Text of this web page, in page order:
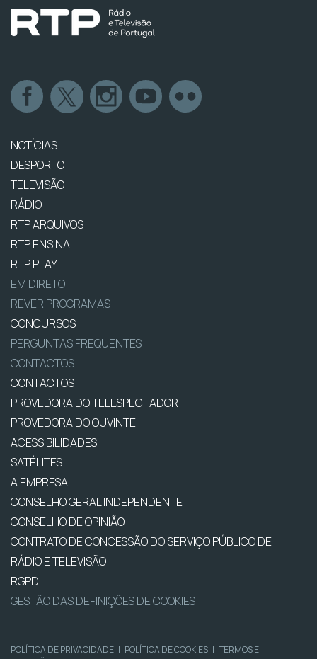
NOTÍCIAS
DESPORTO
TELEVISÃO
RÁDIO
RTP ARQUIVOS
RTP ENSINA
RTP PLAY
EM DIRETO
REVER PROGRAMAS
CONCURSOS
PERGUNTAS FREQUENTES
CONTACTOS
CONTACTOS
PROVEDORA DO TELESPECTADOR
PROVEDORA DO OUVINTE
ACESSIBILIDADES
SATÉLITES
A EMPRESA
CONSELHO GERAL INDEPENDENTE
CONSELHO DE OPINIÃO
CONTRATO DE CONCESSÃO DO SERVIÇO PÚBLICO DE
RÁDIO E TELEVISÃO
RGPD
GESTÃO DAS DEFINIÇÕES DE COOKIES
POLÍTICA DE PRIVACIDADE | POLÍTICA DE COOKIES | TERMOS E